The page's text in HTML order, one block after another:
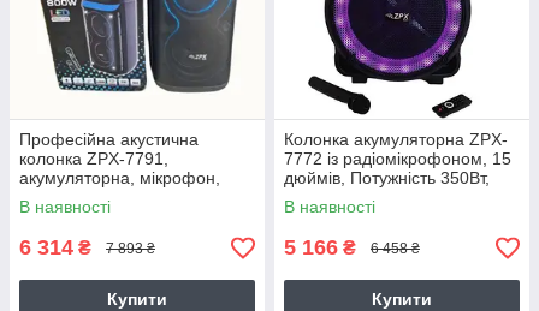
Професійна акустична
колонка ZPX-7791,
акумуляторна, мікрофон,
пульт керування, Потужність
80Вт, чорна
В наявності
6 314 ₴ 7 893 ₴
Купити
Колонка акумуляторна ZPX-
7772 із радіомікрофоном, 15
дюймів, Потужність 350Вт,
USB/FM/Bluetooth/TWS,
чорна
В наявності
5 166 ₴ 6 458 ₴
Купити